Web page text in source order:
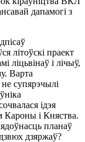
дапамогі з
літоўскі праект
ліцьвінаў і лічыў,
Варта
супярэчылі
ідэя
Кароны і Княства.
планаў
дзяржаў?